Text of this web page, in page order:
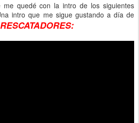
me quedé con la intro de los siguientes
intro que me sigue gustando a día de